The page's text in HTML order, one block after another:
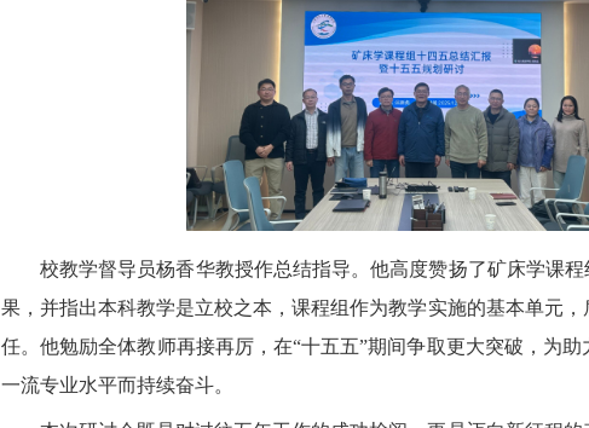
校教学督导员杨香华教授作总结指导。他高度赞扬了矿床学课
果，并指出本科教学是立校之本，课程组作为教学实施的基本单元
任。他勉励全体教师再接再厉，在“十五五”期间争取更大突破，为
一流专业水平而持续奋斗。